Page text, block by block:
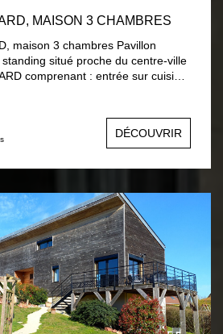
MAISON 3 CHAMBRES
maison 3 chambres Pavillon
situé proche du centre-ville
comprenant : entrée sur cuisine
wc, lingerie, garage avec porte
palier, deux chambres dont une
de bains avec douche, wc.
au sol au rez-de-chaussée et
vitrage et volets roulants
DÉCOUVRIR